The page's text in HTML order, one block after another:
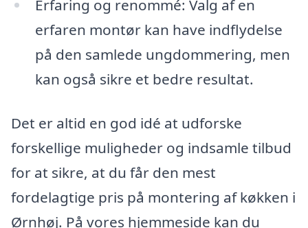
Erfaring og renommé: Valg af en
erfaren montør kan have indflydelse
på den samlede ungdommering, men
kan også sikre et bedre resultat.
Det er altid en god idé at udforske
forskellige muligheder og indsamle tilbud
for at sikre, at du får den mest
fordelagtige pris på montering af køkken i
Ørnhøj. På vores hjemmeside kan du